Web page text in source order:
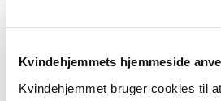
Kvindehjemmets hjemmeside
Kvindehjemmet bruger cookies til
hverdagens gang, og om